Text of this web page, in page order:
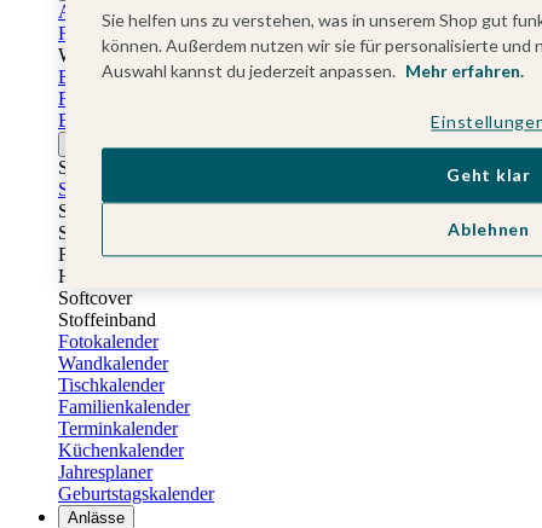
Alle Fotogeschenke
Fotobücher
Wandbilder & Poster
Bilderboxen
Fotohalter
Bilderrahmen
Notizbücher
Stoffeinband mit Foto
Softcover mit Foto
Stoffeinband mit Veredelung
Softcover mit Veredelung
Fotobücher
Hardcover
Softcover
Stoffeinband
Fotokalender
Wandkalender
Tischkalender
Familienkalender
Terminkalender
Küchenkalender
Jahresplaner
Geburtstagskalender
Anlässe
Sie helfen uns zu verstehen, was in unserem Shop gut
können. Außerdem nutzen wir sie für personalisierte
Auswahl kannst du jederzeit anpassen. Mehr erfahren.
Ablehnen
Geht klar